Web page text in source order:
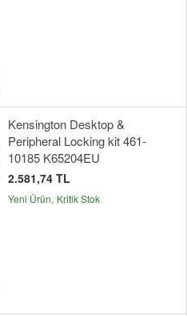
Kensington Desktop &
Peripheral Locking kit 461-
10185 K65204EU
2.581,74 TL
Yeni Ürün Kritik Stok